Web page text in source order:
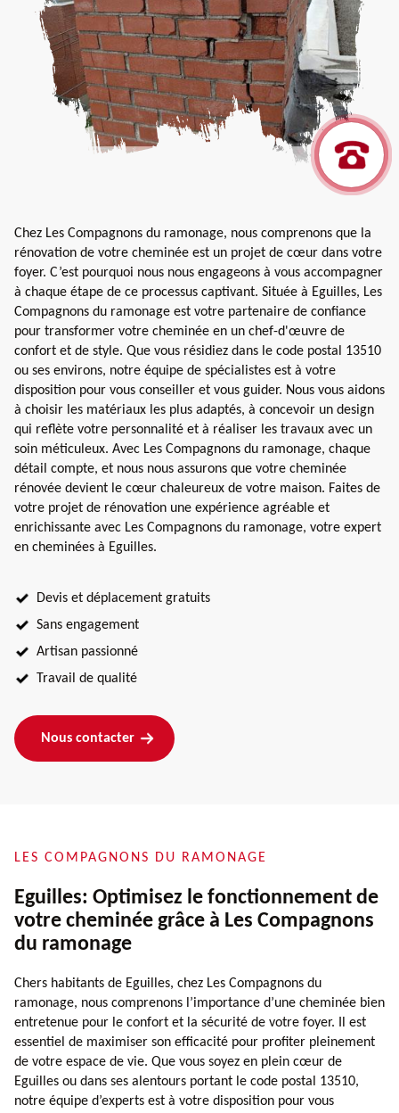
Chez Les Compagnons du ramonage, nous comprenons que la
rénovation de votre cheminée est un projet de cœur dans votre
foyer. C’est pourquoi nous nous engageons à vous accompagner
à chaque étape de ce processus captivant. Située à Eguilles, Les
Compagnons du ramonage est votre partenaire de confiance
pour transformer votre cheminée en un chef-d'œuvre de
confort et de style. Que vous résidiez dans le code postal 13510
ou ses environs, notre équipe de spécialistes est à votre
disposition pour vous conseiller et vous guider. Nous vous aidons
à choisir les matériaux les plus adaptés, à concevoir un design
qui reflète votre personnalité et à réaliser les travaux avec un
soin méticuleux. Avec Les Compagnons du ramonage, chaque
détail compte, et nous nous assurons que votre cheminée
rénovée devient le cœur chaleureux de votre maison. Faites de
votre projet de rénovation une expérience agréable et
enrichissante avec Les Compagnons du ramonage, votre expert
en cheminées à Eguilles.
Devis et déplacement gratuits
Sans engagement
Artisan passionné
Travail de qualité
Nous contacter
LES COMPAGNONS DU RAMONAGE
Eguilles: Optimisez le fonctionnement de
votre cheminée grâce à Les Compagnons
du ramonage
Chers habitants de Eguilles, chez Les Compagnons du
ramonage, nous comprenons l’importance d’une cheminée bien
entretenue pour le confort et la sécurité de votre foyer. Il est
essentiel de maximiser son efficacité pour profiter pleinement
de votre espace de vie. Que vous soyez en plein cœur de
Eguilles ou dans ses alentours portant le code postal 13510,
notre équipe d’experts est à votre disposition pour vous